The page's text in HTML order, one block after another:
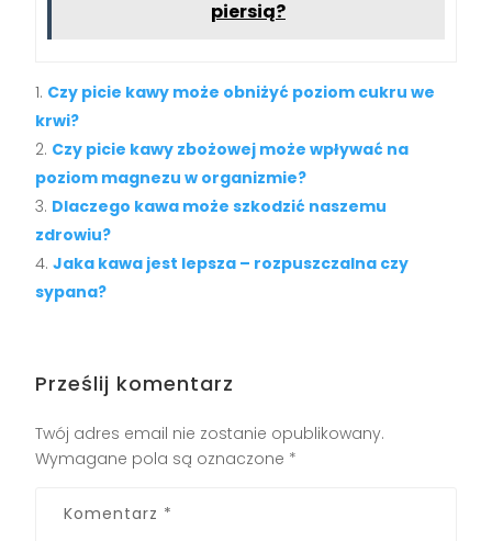
piersią?
Czy picie kawy może obniżyć poziom cukru we
krwi?
Czy picie kawy zbożowej może wpływać na
poziom magnezu w organizmie?
Dlaczego kawa może szkodzić naszemu
zdrowiu?
Jaka kawa jest lepsza – rozpuszczalna czy
sypana?
Prześlij komentarz
Twój adres email nie zostanie opublikowany.
Wymagane pola są oznaczone *